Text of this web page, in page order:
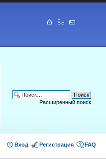
Расширенный поиск
FAQ
Регистрация
Вход